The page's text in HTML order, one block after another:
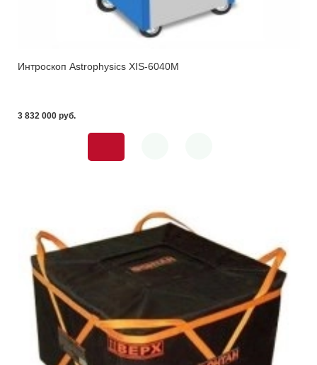
Интроскоп Astrophysics XIS-6040M
3 832 000 pуб.